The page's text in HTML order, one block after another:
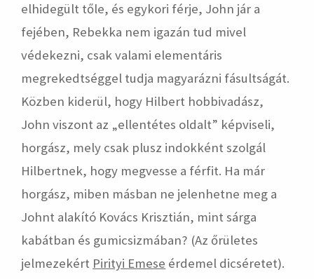
elhidegült tőle, és egykori férje, John jár a
fejében, Rebekka nem igazán tud mivel
védekezni, csak valami elementáris
megrekedtséggel tudja magyarázni fásultságát.
Közben kiderül, hogy Hilbert hobbivadász,
John viszont az „ellentétes oldalt” képviseli,
horgász, mely csak plusz indokként szolgál
Hilbertnek, hogy megvesse a férfit. Ha már
horgász, miben másban ne jelenhetne meg a
Johnt alakító Kovács Krisztián, mint sárga
kabátban és gumicsizmában? (Az őrületes
jelmezekért Pirityi Emese érdemel dicséretet).